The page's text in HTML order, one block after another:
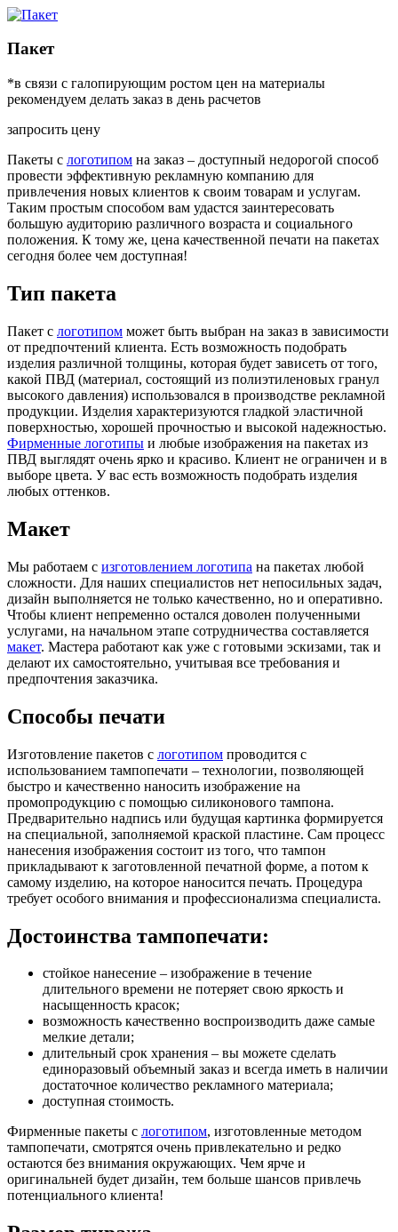
Пакет
*в связи с галопирующим ростом цен на материалы
рекомендуем делать заказ в день расчетов
запросить цену
Пакеты с логотипом на заказ – доступный недорогой способ
провести эффективную рекламную компанию для
привлечения новых клиентов к своим товарам и услугам.
Таким простым способом вам удастся заинтересовать
большую аудиторию различного возраста и социального
положения. К тому же, цена качественной печати на пакетах
сегодня более чем доступная!
Тип пакета
Пакет с логотипом может быть выбран на заказ в зависимости
от предпочтений клиента. Есть возможность подобрать
изделия различной толщины, которая будет зависеть от того,
какой ПВД (материал, состоящий из полиэтиленовых гранул
высокого давления) использовался в производстве рекламной
продукции. Изделия характеризуются гладкой эластичной
поверхностью, хорошей прочностью и высокой надежностью.
Фирменные логотипы и любые изображения на пакетах из
ПВД выглядят очень ярко и красиво. Клиент не ограничен и в
выборе цвета. У вас есть возможность подобрать изделия
любых оттенков.
Макет
Мы работаем с изготовлением логотипа на пакетах любой
сложности. Для наших специалистов нет непосильных задач,
дизайн выполняется не только качественно, но и оперативно.
Чтобы клиент непременно остался доволен полученными
услугами, на начальном этапе сотрудничества составляется
макет. Мастера работают как уже с готовыми эскизами, так и
делают их самостоятельно, учитывая все требования и
предпочтения заказчика.
Способы печати
Изготовление пакетов с логотипом проводится с
использованием тампопечати – технологии, позволяющей
быстро и качественно наносить изображение на
промопродукцию с помощью силиконового тампона.
Предварительно надпись или будущая картинка формируется
на специальной, заполняемой краской пластине. Сам процесс
нанесения изображения состоит из того, что тампон
прикладывают к заготовленной печатной форме, а потом к
самому изделию, на которое наносится печать. Процедура
требует особого внимания и профессионализма специалиста.
Достоинства тампопечати:
стойкое нанесение – изображение в течение
длительного времени не потеряет свою яркость и
насыщенность красок;
возможность качественно воспроизводить даже самые
мелкие детали;
длительный срок хранения – вы можете сделать
единоразовый объемный заказ и всегда иметь в наличии
достаточное количество рекламного материала;
доступная стоимость.
Фирменные пакеты с логотипом, изготовленные методом
тампопечати, смотрятся очень привлекательно и редко
остаются без внимания окружающих. Чем ярче и
оригинальней будет дизайн, тем больше шансов привлечь
потенциального клиента!